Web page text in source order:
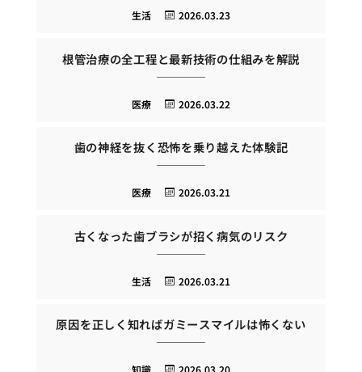
2026.03.23
生活
根管治療の全工程と最新技術の仕組みを解説
2026.03.22
医療
歯の神経を抜く恐怖を乗り越えた体験記
2026.03.21
医療
古くなった歯ブラシが招く病気のリスク
2026.03.21
生活
原因を正しく知ればガミースマイルは怖くない
2026.03.20
知識